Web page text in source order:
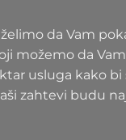
da Vam
možemo da
usluga kako bi
zahtevi budu